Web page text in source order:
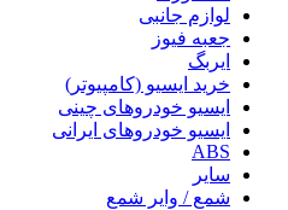
لوازم جانبی
جعبه فیوز
ایربگ
خرید ایسیو (کامپیوتر)
ایسیو خودروهای چینی
ایسیو خودروهای ایرانی
ABS
سایر
شمع / وایر شمع